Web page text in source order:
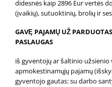
didesnės kaip 2896 Eur vertės
(įvaikių), sutuoktinių, brolių ir
GAVĘ PAJAMŲ UŽ
PASLAUGAS
iš gyventojų ar šaltinio
apmokestinamųjų pajamų
gyventojo gautas: su darbo